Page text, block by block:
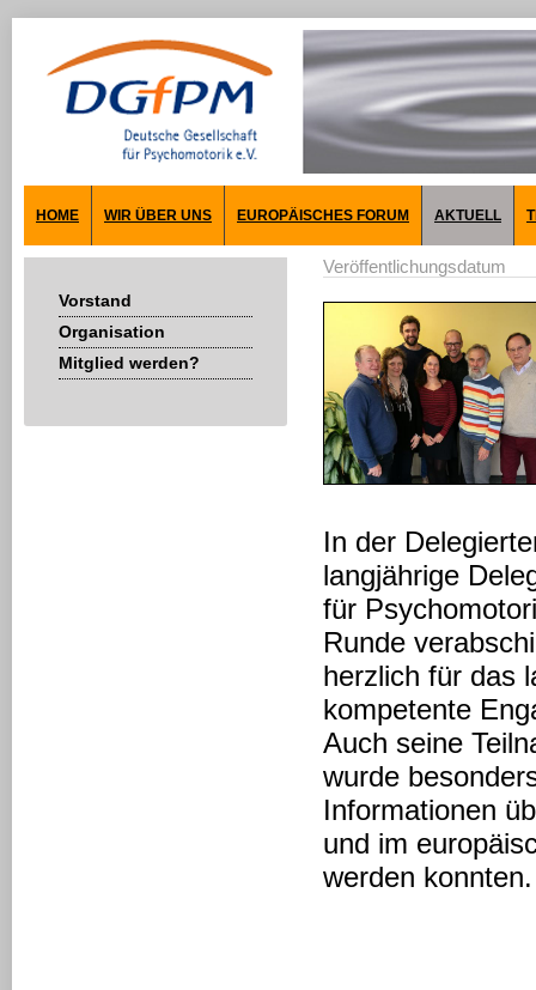
HOME WIR ÜBER UNS EUROPÄISCHES FORUM AKTUELL
Vorstand
Organisation
Mitglied werden?
Veröffentlichungsdatum
In der
langjährige
für
Runde
herzlich für das
kompetente
Auch seine
wurde
Informationen
und im
werden konnten.